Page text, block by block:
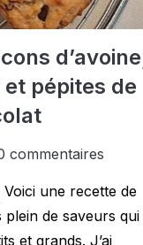
pépites de
commentaires
une recette de
plein de saveurs qui
et grands. J’ai